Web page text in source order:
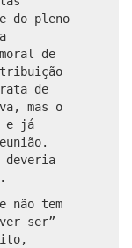
do pleno
de
de
mas o
e já
deveria
não tem
ser”